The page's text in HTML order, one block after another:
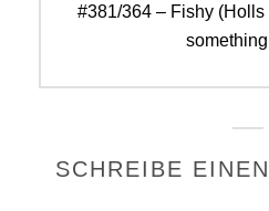
Next
#381/364 – Fishy
SCHREIBE